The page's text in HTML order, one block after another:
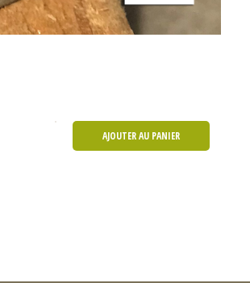
AJOUTER AU PANIER